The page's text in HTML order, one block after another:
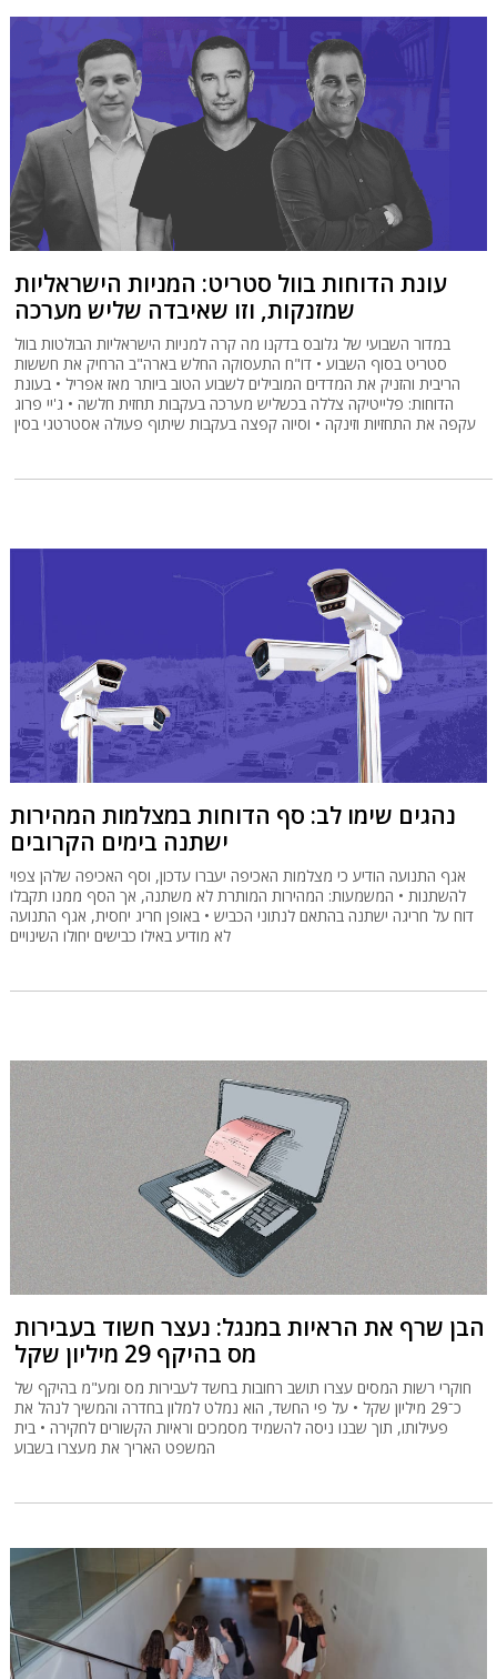
עונת הדוחות בוול סטריט: המניות הישראליות
שמזנקות, וזו שאיבדה שליש מערכה
במדור השבועי של גלובס בדקנו מה קרה למניות הישראליות הבולטות בוול
סטריט בסוף השבוע • דו"ח התעסוקה החלש בארה"ב הרחיק את חששות
הריבית והזניק את המדדים המובילים לשבוע הטוב ביותר מאז אפריל • בעונת
הדוחות: פלייטיקה צללה בכשליש מערכה בעקבות תחזית חלשה • ג'יי פרוג
עקפה את התחזיות וזינקה • וסיוה קפצה בעקבות שיתוף פעולה אסטרטגי בסין
נהגים שימו לב: סף הדוחות במצלמות המהירות
ישתנה בימים הקרובים
אגף התנועה הודיע כי מצלמות האכיפה יעברו עדכון, וסף האכיפה שלהן צפוי
להשתנות • המשמעות: המהירות המותרת לא משתנה, אך הסף ממנו תקבלו
דוח על חריגה ישתנה בהתאם לנתוני הכביש • באופן חריג יחסית, אגף התנועה
לא מודיע באילו כבישים יחולו השינויים
הבן שרף את הראיות במנגל: נעצר חשוד בעבירות
מס בהיקף 29 מיליון שקל
חוקרי רשות המסים עצרו תושב רחובות בחשד לעבירות מס ומע"מ בהיקף של
כ־29 מיליון שקל • על פי החשד, הוא נמלט למלון בחדרה והמשיך לנהל את
פעילותו, תוך שבנו ניסה להשמיד מסמכים וראיות הקשורים לחקירה • בית
המשפט האריך את מעצרו בשבוע